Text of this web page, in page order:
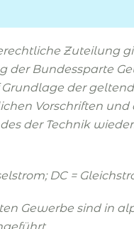
Zuteilung
der Bundessparte
der
Vorschriften und
der Technik
DC =
Gewerbe sind in